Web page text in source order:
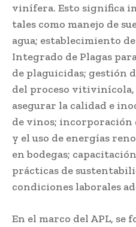
vinífera. Esto significa
tales como manejo de
agua; establecimiento
Integrado de Plagas
de plaguicidas; gestión
del proceso vitivinícola,
asegurar la calidad e
de vinos; incorporación
y el uso de energías
en bodegas;
prácticas de
condiciones laborales
En el marco del APL,